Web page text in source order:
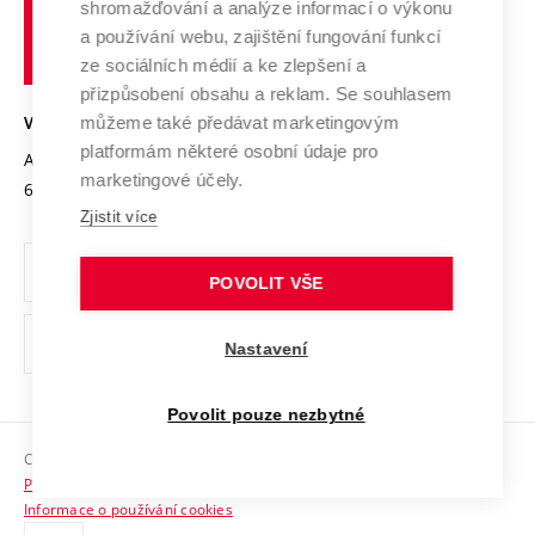
Transfer znalostí
Open Science
Projekty
Projekty ze strukturálních fondů
Specifický výzkum
Mezinárodní dohody
Univerzitní sítě
Udržitelná univerzita
Podnikavá univerzita / ContriBUTe
Bezpečná univerzita
Vyznamenání
Organizační struktura
Ochrana osobních údajů
odkaz)
Sociální bezpečí
HR Award
učení
technické
Brně
VYSOKÉ UČENÍ TECHNICKÉ V BRNĚ
Antonínská 548/1
602 00 Brno
www.vut.cz
vut@vutbr.cz
Copyright © 2026 VUT
Prohlášení o přístupnosti
Informace o používání cookies
shromažďování a analýze informací o výkonu
a používání webu, zajištění fungování funkcí
ze sociálních médií a ke zlepšení a
přizpůsobení obsahu a reklam. Se souhlasem
můžeme také předávat marketingovým
platformám některé osobní údaje pro
marketingové účely.
Zjistit více
POVOLIT VŠE
Nastavení
Povolit pouze nezbytné